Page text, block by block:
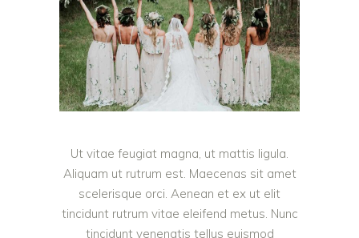
Ut vitae feugiat magna, ut mattis ligula.
Aliquam ut rutrum est. Maecenas sit amet
scelerisque orci. Aenean et ex ut elit
tincidunt rutrum vitae eleifend metus. Nunc
tincidunt venenatis tellus euismod